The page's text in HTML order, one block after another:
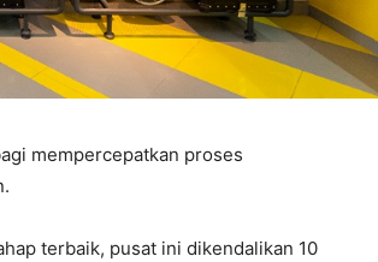
mempercepatkan proses
terbaik, pusat ini dikendalikan 10